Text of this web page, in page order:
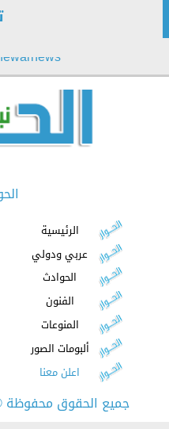
الرئيسية
عربي ودولي
الحوادث
الفنون
المنوعات
ألبومات الصور
اعلن معنا
جميع الحقوق محفوظة